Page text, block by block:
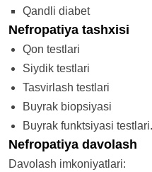
Qandli diabet
Nefropatiya tashxisi
Qon testlari
Siydik testlari
Tasvirlash testlari
Buyrak biopsiyasi
Buyrak funktsiyasi testlari.
Nefropatiya davolash
Davolash imkoniyatlari: